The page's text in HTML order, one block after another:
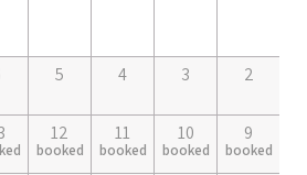
2
3
4
5
9
booked
10
booked
11
booked
12
booked